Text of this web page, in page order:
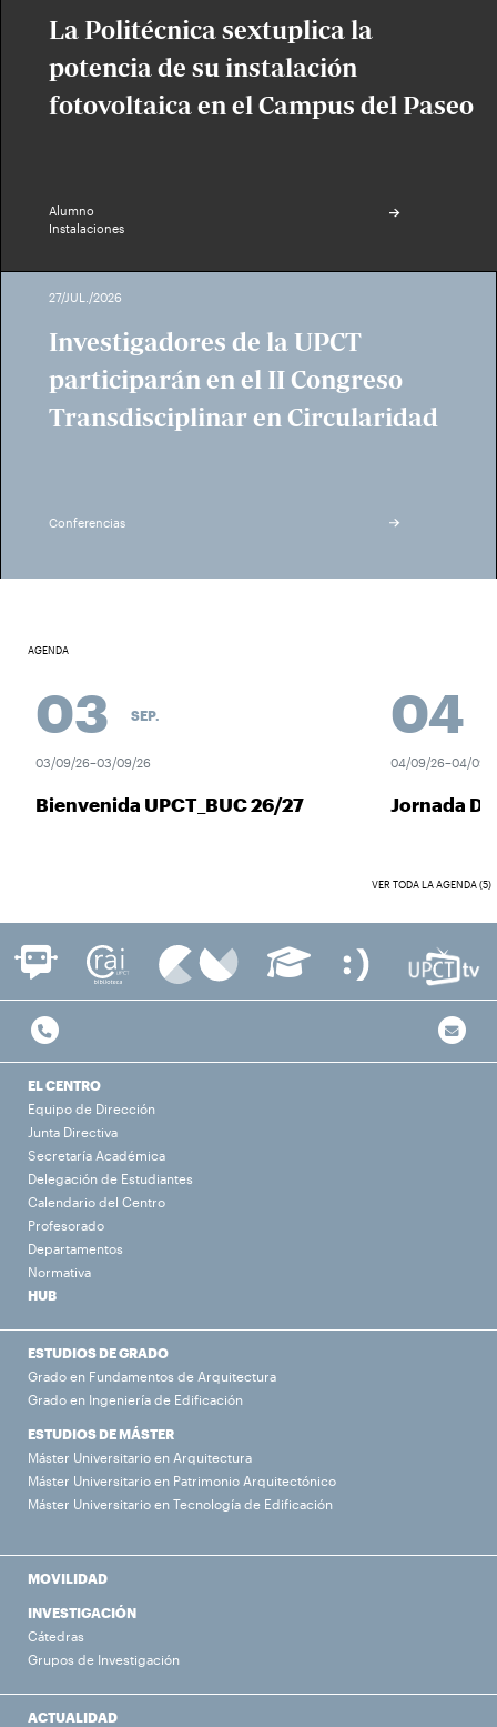
La Politécnica sextuplica la
potencia de su instalación
fotovoltaica en el Campus del Paseo
Alumno
Instalaciones
27/JUL./2026
Investigadores de la UPCT
participarán en el II Congreso
Transdisciplinar en Circularidad
Conferencias
AGENDA
03 SEP.
03/09/26–03/09/26
Bienvenida UPCT_BUC 26/27
04
04/09/26–04/09/26
Jornada
VER TODA LA AGENDA (5)
EL CENTRO
Equipo de Dirección
Junta Directiva
Secretaría Académica
Delegación de Estudiantes
Calendario del Centro
Profesorado
Departamentos
Normativa
HUB
ESTUDIOS DE GRADO
Grado en Fundamentos de Arquitectura
Grado en Ingeniería de Edificación
ESTUDIOS DE MÁSTER
Máster Universitario en Arquitectura
Máster Universitario en Patrimonio Arquitectónico
Máster Universitario en Tecnología de Edificación
MOVILIDAD
INVESTIGACIÓN
Cátedras
Grupos de Investigación
ACTUALIDAD